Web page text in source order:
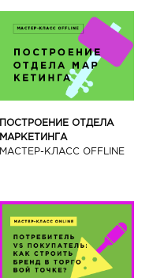
ПОСТРОЕНИЕ ОТДЕЛА
МАРКЕТИНГА
МАСТЕР-КЛАСС OFFLINE